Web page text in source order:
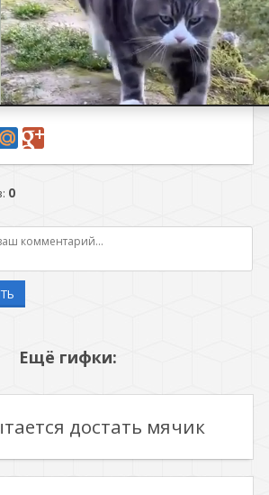
: 0
Ещё гифки:
достать мячик